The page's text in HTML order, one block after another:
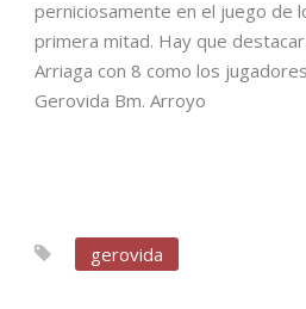
perniciosamente en el juego de
primera mitad. Hay que
Arriaga con 8 como los
Gerovida Bm. Arroyo
gerovida